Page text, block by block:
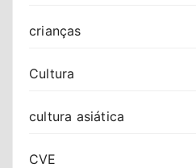
crianças
Cultura
cultura asiática
CVE